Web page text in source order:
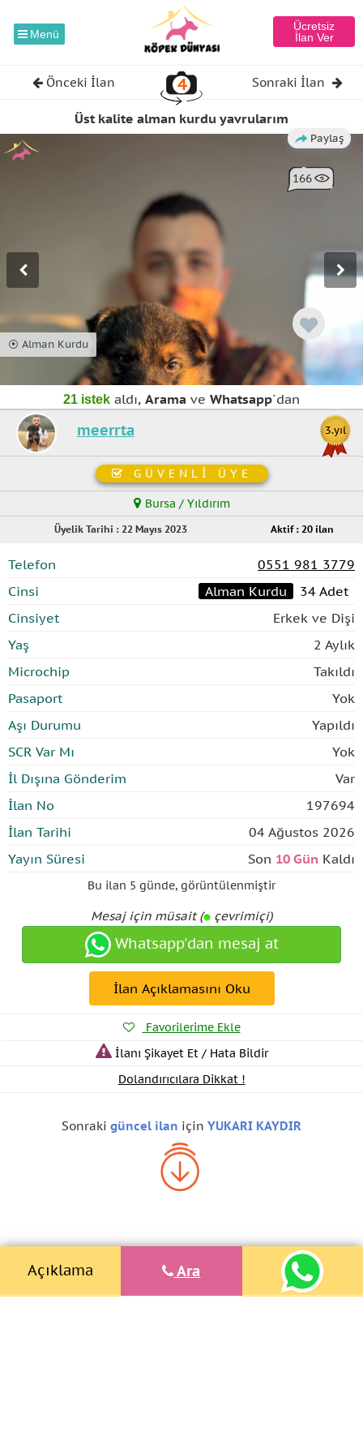
Menü
Ücretsiz
İlan Ver
Önceki İlan 4 Sonraki İlan
Üst kalite alman kurdu yavrularım
Paylaş
166
⦿ Alman Kurdu
21 istek aldı, Arama ve Whatsapp`dan
3.yıl
meerrta
GÜVENLİ ÜYE
Bursa / Yıldırım
Üyelik Tarihi : 22 Mayıs 2023 Aktif : 20 ilan
Telefon
0551 981 3779
Cinsi
Alman Kurdu
34 Adet
Cinsiyet
Erkek ve Dişi
Yaş
2 Aylık
Microchip
Takıldı
Pasaport
Yok
Aşı Durumu
Yapıldı
SCR Var Mı
Yok
İl Dışına Gönderim
Var
İlan No
197694
İlan Tarihi
04 Ağustos 2026
Yayın Süresi
Son 10 Gün Kaldı
Bu ilan 5 günde, görüntülenmiştir
Mesaj için müsait ( çevrimiçi)
Whatsapp'dan mesaj at
İlan Açıklamasını Oku
Favorilerime Ekle
İlanı Şikayet Et / Hata Bildir
Dolandırıcılara Dikkat !
Açıklama Ara
Sonraki güncel ilan için YUKARI KAYDIR